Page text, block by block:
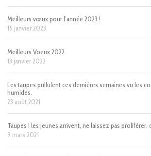
Meilleurs vœux pour l’année 2023 !
15 janvier 2023
Meilleurs Voeux 2022
13 janvier 2022
Les taupes pullulent ces dernières semaines vu les
humides.
23 août 2021
Taupes ! les jeunes arrivent, ne laissez pas proliférer,
9 mars 2021